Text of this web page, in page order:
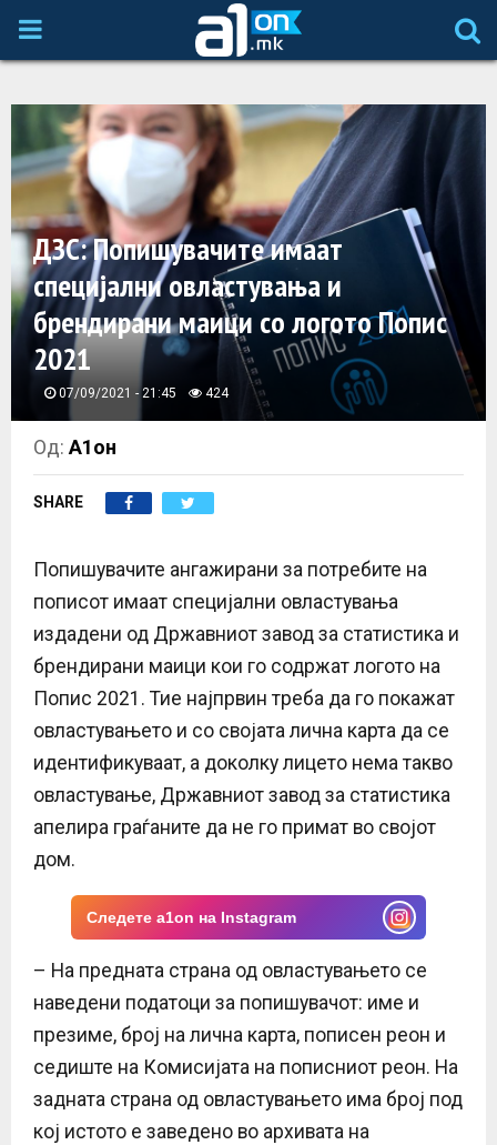
P
I
M
A
R
M
E
N
U
ДЗС: Попишувачите имаат
специјални овластувања и
брендирани маици со логото Попис
2021
07/09/2021 - 21:45 424
Од:А1он
SHARE
Попишувачите ангажирани за потребите на
пописот имаат специјални овластувања
издадени од Државниот завод за статистика и
брендирани маици кои го содржат логото на
Попис 2021. Тие најпрвин треба да го покажат
овластувањето и со својата лична карта да се
идентификуваат, а доколку лицето нема такво
овластување, Државниот завод за статистика
апелира граѓаните да не го примат во својот
дом.
Следете a1on на Instagram
– На предната страна од овластувањето се
наведени податоци за попишувачот: име и
презиме, број на лична карта, пописен реон и
седиште на Комисијата на пописниот реон. На
задната страна од овластувањето има број под
кој истото е заведено во архивата на